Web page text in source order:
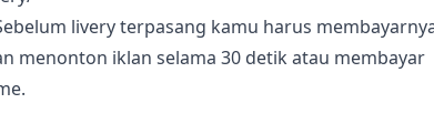
livery terpasang kamu harus
menonton iklan selama 30 detik atau membayar